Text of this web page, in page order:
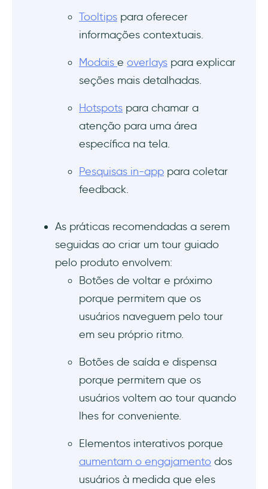
Tooltips para oferecer
informações contextuais.
Modais e overlays para explicar
seções mais detalhadas.
Hotspots para chamar a
atenção para uma área
específica na tela.
Pesquisas in-app para coletar
feedback.
As práticas recomendadas a serem
seguidas ao criar um tour guiado
pelo produto envolvem:
Botões de voltar e próximo
porque permitem que os
usuários naveguem pelo tour
em seu próprio ritmo.
Botões de saída e dispensa
porque permitem que os
usuários voltem ao tour quando
lhes for conveniente.
Elementos interativos porque
aumentam o engajamento dos
usuários à medida que eles